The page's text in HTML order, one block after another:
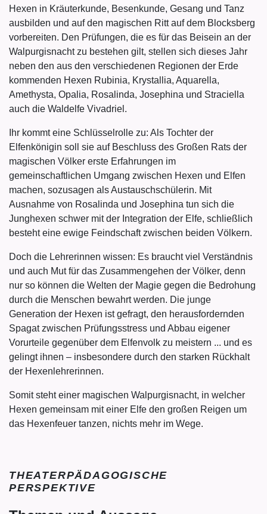
Hexen in Kräuterkunde, Besenkunde, Gesang und Tanz
ausbilden und auf den magischen Ritt auf dem Blocksberg
vorbereiten. Den Prüfungen, die es für das Beisein an der
Walpurgisnacht zu bestehen gilt, stellen sich dieses Jahr
neben den aus den verschiedenen Regionen der Erde
kommenden Hexen Rubinia, Krystallia, Aquarella,
Amethysta, Opalia, Rosalinda, Josephina und Straciella
auch die Waldelfe Vivadriel.
Ihr kommt eine Schlüsselrolle zu: Als Tochter der
Elfenkönigin soll sie auf Beschluss des Großen Rats der
magischen Völker erste Erfahrungen im
gemeinschaftlichen Umgang zwischen Hexen und Elfen
machen, sozusagen als Austauschschülerin. Mit
Ausnahme von Rosalinda und Josephina tun sich die
Junghexen schwer mit der Integration der Elfe, schließlich
besteht eine ewige Feindschaft zwischen beiden Völkern.
Doch die Lehrerinnen wissen: Es braucht viel Verständnis
und auch Mut für das Zusammengehen der Völker, denn
nur so können die Welten der Magie gegen die Bedrohung
durch die Menschen bewahrt werden. Die junge
Generation der Hexen ist gefragt, den herausfordernden
Spagat zwischen Prüfungsstress und Abbau eigener
Vorurteile gegenüber dem Elfenvolk zu meistern ... und es
gelingt ihnen – insbesondere durch den starken Rückhalt
der Hexenlehrerinnen.
Somit steht einer magischen Walpurgisnacht, in welcher
Hexen gemeinsam mit einer Elfe den großen Reigen um
das Hexenfeuer tanzen, nichts mehr im Wege.
THEATERPÄDAGOGISCHE
PERSPEKTIVE